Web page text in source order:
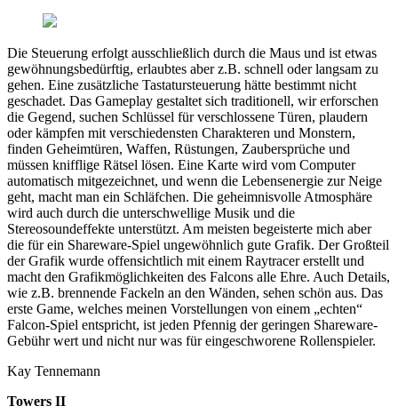
Die Steuerung erfolgt ausschließlich durch die Maus und ist etwas
gewöhnungsbedürftig, erlaubtes aber z.B. schnell oder langsam zu
gehen. Eine zusätzliche Tastatursteuerung hätte bestimmt nicht
geschadet. Das Gameplay gestaltet sich traditionell, wir erforschen
die Gegend, suchen Schlüssel für verschlossene Türen, plaudern
oder kämpfen mit verschiedensten Charakteren und Monstern,
finden Geheimtüren, Waffen, Rüstungen, Zaubersprüche und
müssen knifflige Rätsel lösen. Eine Karte wird vom Computer
automatisch mitgezeichnet, und wenn die Lebensenergie zur Neige
geht, macht man ein Schläfchen. Die geheimnisvolle Atmosphäre
wird auch durch die unterschwellige Musik und die
Stereosoundeffekte unterstützt. Am meisten begeisterte mich aber
die für ein Shareware-Spiel ungewöhnlich gute Grafik. Der Großteil
der Grafik wurde offensichtlich mit einem Raytracer erstellt und
macht den Grafikmöglichkeiten des Falcons alle Ehre. Auch Details,
wie z.B. brennende Fackeln an den Wänden, sehen schön aus. Das
erste Game, welches meinen Vorstellungen von einem „echten“
Falcon-Spiel entspricht, ist jeden Pfennig der geringen Shareware-
Gebühr wert und nicht nur was für eingeschworene Rollenspieler.
Kay Tennemann
Towers II